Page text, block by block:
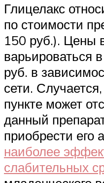
Глицелакс
по стоимости
150 руб.). Цены
варьироваться
руб. в
сети.
пункте может
данный
приобрести его
наиболее
слабительных